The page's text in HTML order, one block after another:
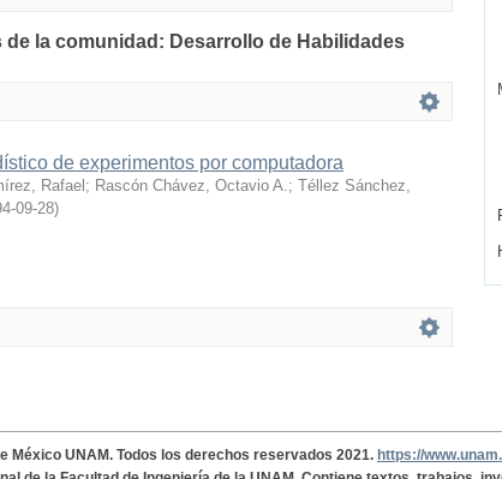
la comunidad: Desarrollo de Habilidades
de experimentos por computadora
Rafael ; Rascón Chávez, Octavio A.; Téllez Sánchez,
09-28)
México UNAM. Todos los derechos reservados 2021. https://